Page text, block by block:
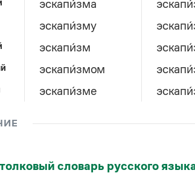
эскапи́зма
эскапи́зму
эскапи́зм
эскапи́змом
эскапи́зме
словарь русского